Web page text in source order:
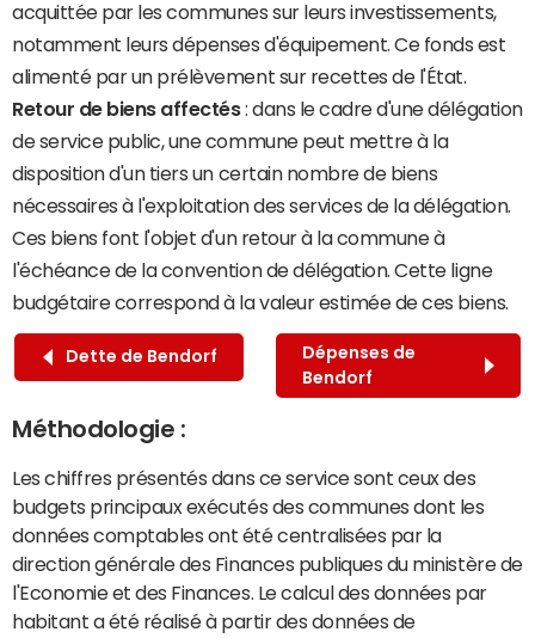
acquittée par les communes sur leurs investissements,
notamment leurs dépenses d'équipement. Ce fonds est
alimenté par un prélèvement sur recettes de l'État.
Retour de biens affectés: dans le cadre d'une délégation
de service public, une commune peut mettre à la
disposition d'un tiers un certain nombre de biens
nécessaires à l'exploitation des services de la délégation.
Ces biens font l'objet d'un retour à la commune à
l'échéance de la convention de délégation. Cette ligne
budgétaire correspond à la valeur estimée de ces biens.
Dette de Bendorf
Dépenses de
Bendorf
Méthodologie :
Les chiffres présentés dans ce service sont ceux des
budgets principaux exécutés des communes dont les
données comptables ont été centralisées par la
direction générale des Finances publiques du ministère de
l'Economie et des Finances. Le calcul des données par
habitant a été réalisé à partir des données de